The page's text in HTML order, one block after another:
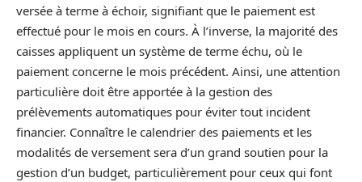
versée à terme à échoir, signifiant que le paiement est
effectué pour le mois en cours. À l’inverse, la majorité des
caisses appliquent un système de terme échu, où le
paiement concerne le mois précédent. Ainsi, une attention
particulière doit être apportée à la gestion des
prélèvements automatiques pour éviter tout incident
financier. Connaître le calendrier des paiements et les
modalités de versement sera d’un grand soutien pour la
gestion d’un budget, particulièrement pour ceux qui font